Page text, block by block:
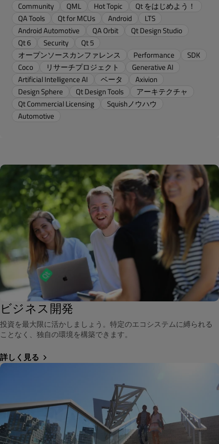
Community
QML Hot Topic
Qt をはじめよう！
QA Tools
Qt for MCUs Android
LTS
Android Automotive
QA Orbit
Qt Design Studio
Qt 6
Security
Qt 5
オープンソースカンファレンス
Performance
SDK
Coco
リサーチプロジェクト
Generative AI
Artificial Intelligence AI
ベータ
Axivion
Design Sphere
Qt Design Tools
アーキテクチャ
Qt Commercial Licensing
Squishノウハウ
Automotive
ビジネス開発
投資を最大限に活かしましょう。特定のエコシステムに縛られる
ことなく、独自の環境を構築できます。
詳しく見る